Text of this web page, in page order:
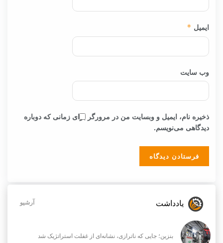
ایمیل *
وب‌ سایت
ذخیره نام، ایمیل و وبسایت من در مرورگر برای زمانی که دوباره
دیدگاهی می‌نویسم.
یادداشت آرشیو
بنزین؛ جایی که ناترازی، نشانه‌ای از غفلت استراتژیک شد